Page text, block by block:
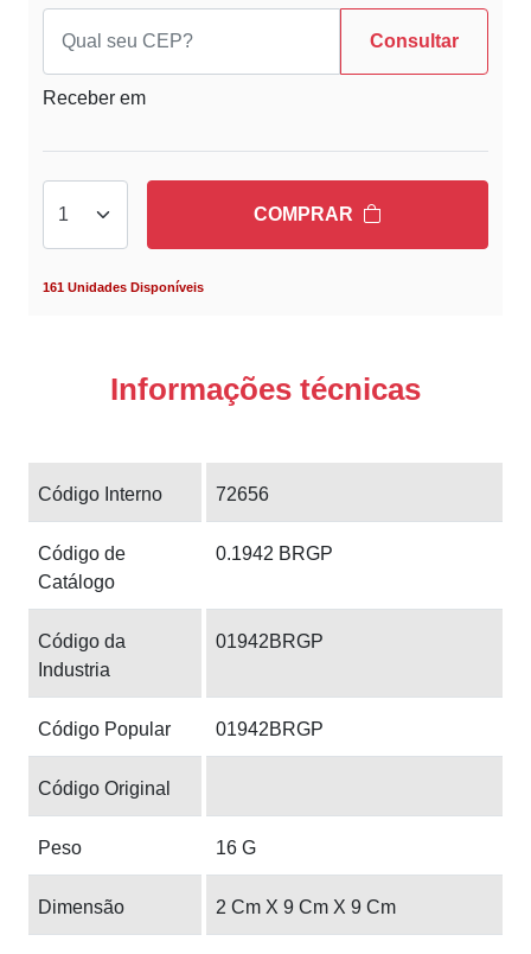
Consultar
Receber em
COMPRAR
161 Unidades Disponíveis
Informações técnicas
Código Interno 72656
Código de
Catálogo
0.1942 BRGP
Código da
Industria
01942BRGP
Código Popular 01942BRGP
Código Original
Peso 16 G
Dimensão 2 Cm X 9 Cm X 9 Cm